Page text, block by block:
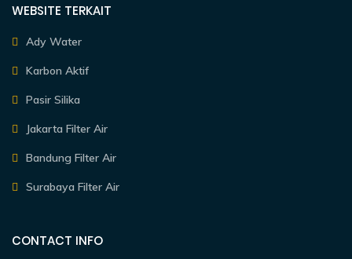
WEBSITE TERKAIT
Ady Water
Karbon Aktif
Pasir Silika
Jakarta Filter Air
Bandung Filter Air
Surabaya Filter Air
CONTACT INFO